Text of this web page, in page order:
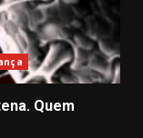
Quem